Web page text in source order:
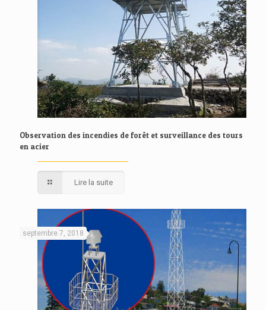
Observation des incendies de forêt et surveillance des tours
en acier
Lire la suite
septembre 7, 2018